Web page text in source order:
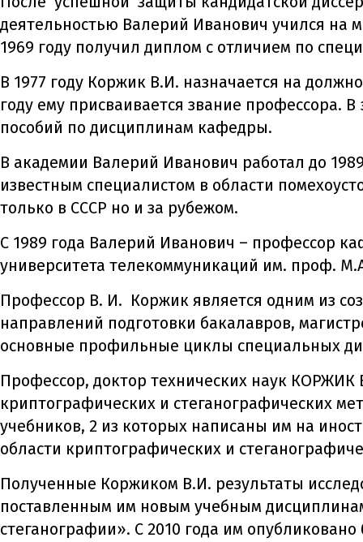
деятельностью Валерий Иванович учился на
1969 году получил диплом с отличием по
В 1977 году Коржик В.И. назначается на
году ему присваивается звание профессора.
пособий по дисциплинам кафедры.
В академии Валерий Иванович работал до
известным специалистом в области
только в СССР но и за рубежом.
С 1989 года Валерий Иванович – профессор
университета телекоммуникаций им. проф.
Профессор В. И. Коржик является одним из
направлений подготовки бакалавров,
основные профильные циклы специальных
Профессор, доктор технических наук
криптографических и стеганографических
учебников, 2 из которых написаны им на
области криптографических и
Полученные Коржиком В.И. результаты
поставленным им новым учебным
стеганографии». С 2010 года им